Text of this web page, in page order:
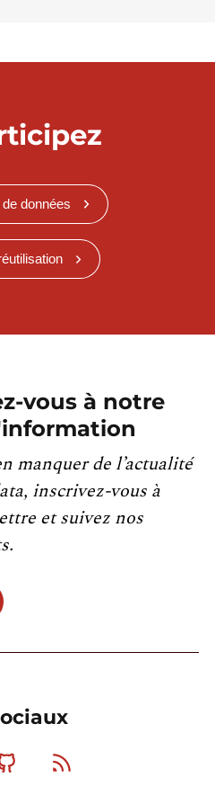
données
vous à notre
manquer de l’actualité
inscrivez-vous à
et suivez nos
Github